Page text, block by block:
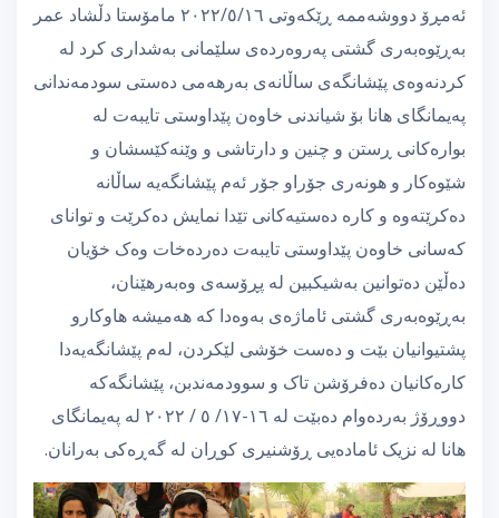
ئەمڕۆ دووشەممە ڕێکەوتی ٢٠٢٢/٥/١٦ مامۆستا دڵشاد عمر
بەڕێوەبەری گشتی پەروەردەی سلێمانی بەشداری کرد لە
کردنەوەی پێشانگەی ساڵانەی بەرهەمی دەستی سودمەندانی
پەیمانگای هانا بۆ شیاندنی خاوەن پێداوستی تایبەت لە
بوارەکانی ڕستن و چنین و دارتاشی و وێنەکێسشان و
شێوەکار و هونەری جۆراو جۆر ئەم پێشانگەیە ساڵانە
دەکرێتەوە و کارە دەستیەکانی تێدا نمایش دەکرێت و توانای
کەسانی خاوەن پێداوستی تایبەت دەردەخات وەک خۆیان
دەڵێن دەتوانین بەشیکبین لە پڕۆسەی وەبەرهێنان،
بەڕێوەبەری گشتی ئاماژەی بەوەدا کە هەمیشە هاوکارو
پشتیوانیان بێت و دەست خۆشی لێکردن، لەم پێشانگەیەدا
کارەکانیان دەفرۆشن تاک و سوودمەندبن، پێشانگەكە
دووڕۆژ بەردەوام دەبێت لە ١٦-١٧/ ٥ / ٢٠٢٢ لە پەیمانگای
هانا لە نزیک ئامادەیی ڕۆشنیری کوڕان لە گەڕەکی بەرانان.